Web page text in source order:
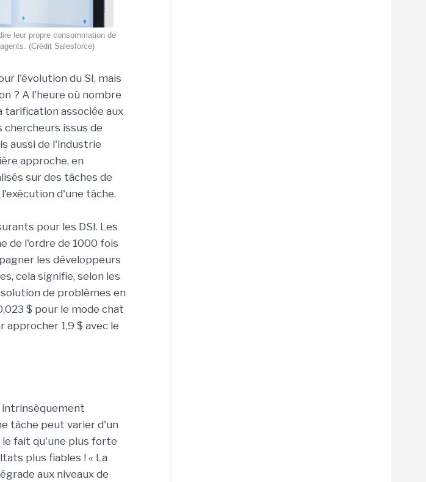
leur propre consommation de
(Crédit Salesforce)
l'évolution du SI, mais
? A l'heure où nombre
tarification associée aux
chercheurs issus de
aussi de l'industrie
approche, en
sur des tâches de
d'une tâche.
pour les DSI. Les
de l'ordre de 1000 fois
les développeurs
cela signifie, selon les
de problèmes en
$ pour le mode chat
1,9 $ avec le
intrinsèquement
tâche peut varier d'un
le fait qu'une plus forte
plus fiables ! « La
aux niveaux de